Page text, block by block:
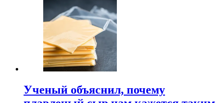
Ученый объяснил, почему